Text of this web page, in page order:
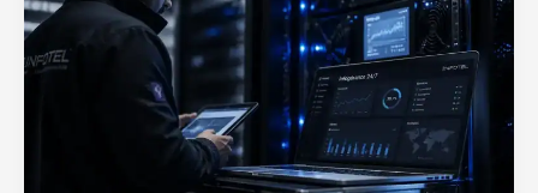
de
configuration
qui